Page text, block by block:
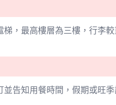
梯，最高樓層為三樓，行李
告知用餐時間，假期或旺